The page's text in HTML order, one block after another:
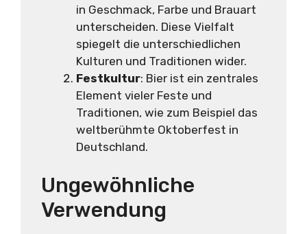
in Geschmack, Farbe und Brauart
unterscheiden. Diese Vielfalt
spiegelt die unterschiedlichen
Kulturen und Traditionen wider.
Festkultur: Bier ist ein zentrales
Element vieler Feste und
Traditionen, wie zum Beispiel das
weltberühmte Oktoberfest in
Deutschland.
Ungewöhnliche
Verwendung